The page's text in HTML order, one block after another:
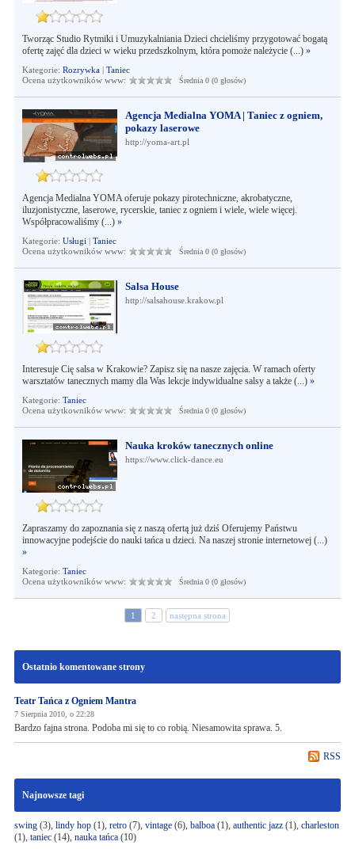
Tworząc Studio Rytmiki i Umuzykalniania Dzieci chcieliśmy przygotować bogatą
ofertę zajęć dla dzieci w wieku przedszkolnym, która pomoże należycie (...) »
Kategorie: Rozrywka| Taniec
Ocena użytkowników www:
Średnia 0 (0 głosów)
Agencja Medialna YOMA | Taniec z ogniem,
pokazy laserowe
http://yoma-art.pl
Agencja Medialna YOMA oferuje pokazy pirotechniczne, akrobatyczne,
iluzjonistyczne, laserowe, rycerskie, taniec z ogniem i wiele, wiele więcej.
Współpracowaliśmy (...) »
Kategorie: Usługi | Taniec
Ocena użytkowników www:
Średnia 0 (0 głosów)
Salsa House
http://salsahouse.krakow.pl
Interesuje Cię salsa w Krakowie? Zapisz się na nasze zajęcia. W ramach oferty
warsztatów tanecznych mamy dla Was lekcje indywidualne salsy a także (...) »
Kategorie: Taniec
Ocena użytkowników www:
Średnia 0 (0 głosów)
Nauka kroków tanecznych online
https://www.click-dance.eu
Zapraszamy do zapoznania się z naszą ofertą już dziś Oferujemy Państwu
innowacyjne podejście do nauki tańca u dzieci. Na naszej stronie internetowej (...)
»
Kategorie: Taniec
Ocena użytkowników www:
Średnia 0 (0 głosów)
1 2 następna strona
Ostatnio komentowane strony
Teatr Tańca z Ogniem Mantra
7 Sierpnia 2010, o 22:28
Bardzo fajna strona. Podoba mi się to co robią. Niesamowita sprawa. 5.
RSS
Najnowsze tagi
swing(3), lindy hop(1), retro(7), vintage(6), balboa(1), authentic jazz(1), charleston
(1), taniec(14), nauka tańca(10)